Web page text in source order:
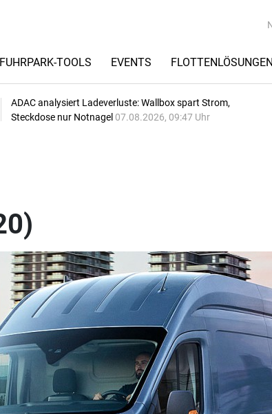
FUHRPARK-TOOLS EVENTS FLOTTENLÖSUNGEN
ADAC analysiert Ladeverluste: Wallbox spart Strom,
Steckdose nur Notnagel 07.08.2026, 09:47 Uhr